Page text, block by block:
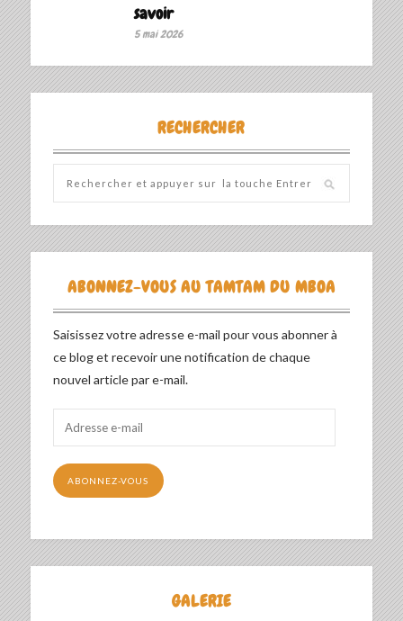
savoir ‎
5 mai 2026
RECHERCHER
ABONNEZ-VOUS AU TAMTAM DU MBOA
Saisissez votre adresse e-mail pour vous abonner à
ce blog et recevoir une notification de chaque
nouvel article par e-mail.
mail
ABONNEZ-VOUS
GALERIE